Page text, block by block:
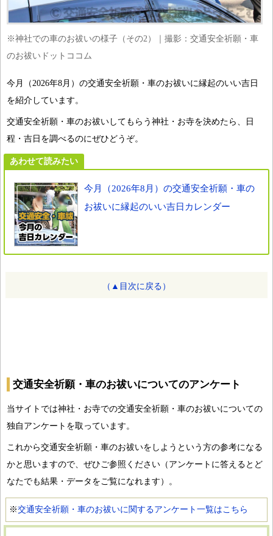
※神社での車のお祓いの様子（その2）｜撮影：交通安全祈願・車
のお祓いドットココム
今月（2026年8月）の交通安全祈願・車のお祓いに縁起のいい吉日
を紹介しています。
交通安全祈願・車のお祓いしてもらう神社・お寺を決めたら、日
程・吉日を調べるのにぜひどうぞ。
あわせて読みたい
今月（2026年8月）の交通安全祈願・車の
お祓いに縁起のいい吉日カレンダー
（▲目次に戻る）
交通安全祈願・車のお祓いについてのアンケート
当サイトでは神社・お寺での交通安全祈願・車のお祓いについての
独自アンケートを取っています。
これから交通安全祈願・車のお祓いをしようという方の参考になる
かと思いますので、ぜひご参照ください（アンケートに答えるとど
なたでも結果・データをご覧になれます）。
※交通安全祈願・車のお祓いに関するアンケート一覧はこちら